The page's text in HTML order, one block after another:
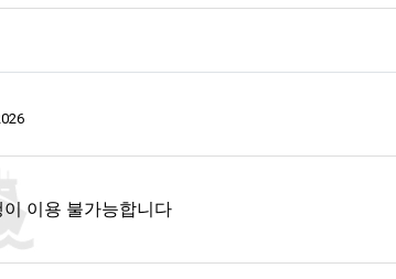
이용 불가능합니다